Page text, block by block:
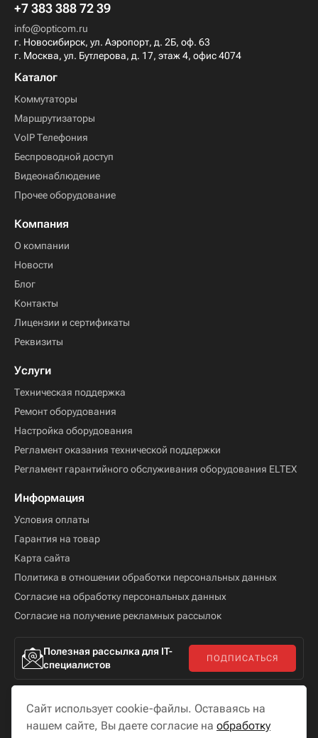
+7 383 388 72 39
info@opticom.ru
г. Новосибирск, ул. Аэропорт, д. 2Б, оф. 63
г. Москва, ул. Бутлерова, д. 17, этаж 4, офис 4074
Каталог
Коммутаторы
Маршрутизаторы
VoIP Телефония
Беспроводной доступ
Видеонаблюдение
Прочее оборудование
Компания
О компании
Новости
Блог
Контакты
Лицензии и сертификаты
Реквизиты
Услуги
Техническая поддержка
Ремонт оборудования
Настройка оборудования
Регламент оказания технической поддержки
Регламент гарантийного обслуживания оборудования ELTEX
Информация
Условия оплаты
Гарантия на товар
Карта сайта
Политика в отношении обработки персональных данных
Согласие на обработку персональных данных
Согласие на получение рекламных рассылок
Полезная рассылка для IT-
специалистов
ПОДПИСАТЬСЯ
Сайт использует cookie-файлы. Оставаясь на
нашем сайте, Вы даете согласие на обработку